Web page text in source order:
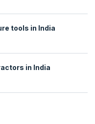
tools in India
in India